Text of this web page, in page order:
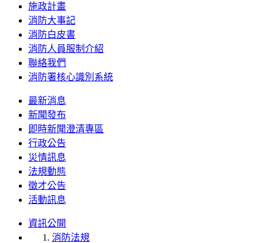
施政計畫
消防大事記
消防白皮書
消防人員服制介紹
聯絡我們
消防署核心識別系統
最新消息
新聞發布
即時新聞澄清專區
行政公告
災情訊息
法規動態
徵才公告
活動訊息
資訊公開
消防法規